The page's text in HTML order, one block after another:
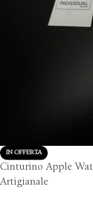
IN OFFERTA
Cinturino Apple
Artigianale